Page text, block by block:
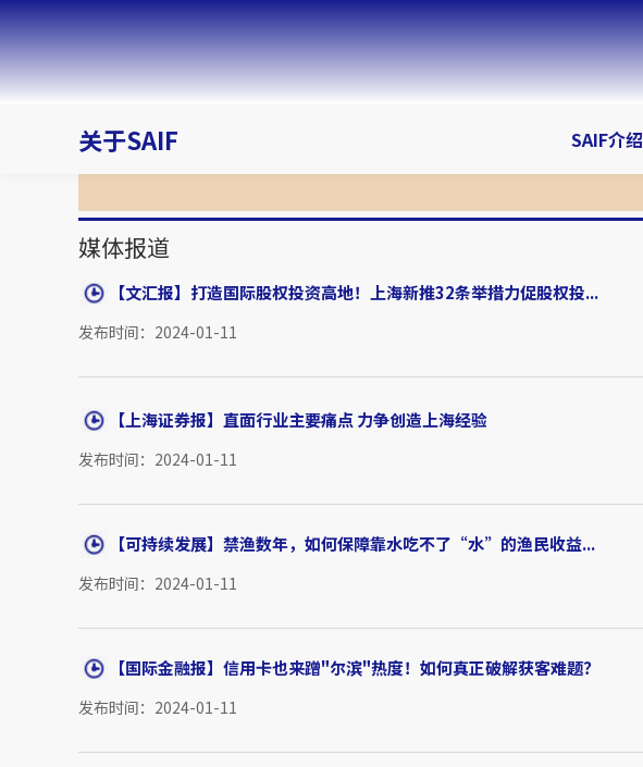
关于SAIF SAIF介绍
媒体报道
【文汇报】打造国际股权投资高地！上海新推32条举措力促股权投...
发布时间：2024-01-11
【上海证券报】直面行业主要痛点 力争创造上海经验
发布时间：2024-01-11
【可持续发展】禁渔数年，如何保障靠水吃不了“水”的渔民收益...
发布时间：2024-01-11
【国际金融报】信用卡也来蹭"尔滨"热度！如何真正破解获客难题？
发布时间：2024-01-11